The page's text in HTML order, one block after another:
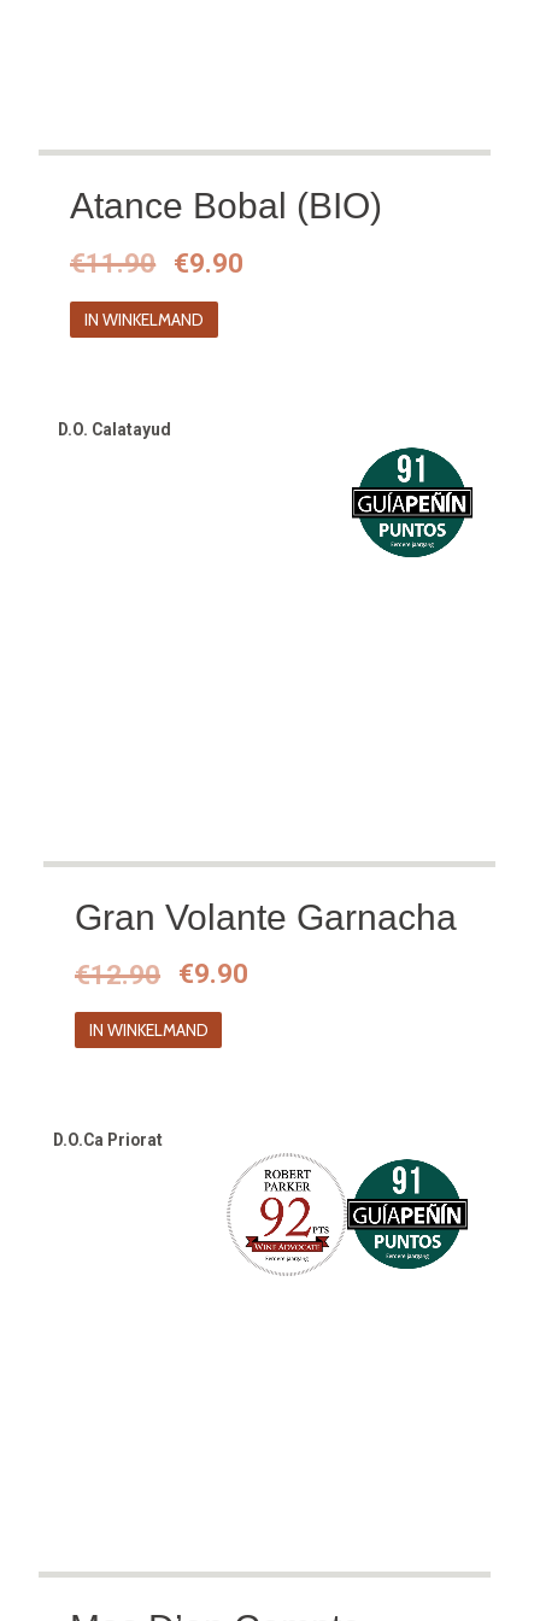
Atance Bobal (BIO)
€11.90
Oorspronkelijke
prijs
was:
€9.90
IN WINKELMAND
D.O. Calatayud
Gran Volante Garnacha
€12.90
Oorspronkelijke
prijs
was:
€9.90
IN WINKELMAND
D.O.Ca Priorat